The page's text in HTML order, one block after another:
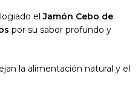
elJamón Cebo de
por su sabor profundo y
la alimentación natural y el